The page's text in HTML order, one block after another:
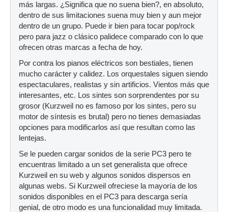
más largas. ¿Significa que no suena bien?, en absoluto,
dentro de sus limitaciones suena muy bien y aun mejor
dentro de un grupo. Puede ir bien para tocar pop/rock
pero para jazz o clásico palidece comparado con lo que
ofrecen otras marcas a fecha de hoy.
Por contra los pianos eléctricos son bestiales, tienen
mucho carácter y calidez. Los orquestales siguen siendo
espectaculares, realistas y sin artificios. Vientos más que
interesantes, etc. Los sintes son sorprendentes por su
grosor (Kurzweil no es famoso por los sintes, pero su
motor de síntesis es brutal) pero no tienes demasiadas
opciones para modificarlos así que resultan como las
lentejas.
Se le pueden cargar sonidos de la serie PC3 pero te
encuentras limitado a un set generalista que ofrece
Kurzweil en su web y algunos sonidos dispersos en
algunas webs. Si Kurzweil ofreciese la mayoría de los
sonidos disponibles en el PC3 para descarga sería
genial, de otro modo es una funcionalidad muy limitada.